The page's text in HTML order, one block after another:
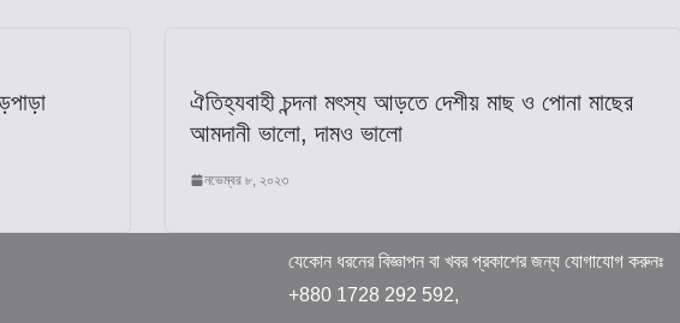
ঐতিহ্যবাহী চন্দনা মৎস্য আড়তে দেশীয় মাছ ও পোনা মাছের
আমদানী ভালো, দামও ভালো
নভেম্বর ৮, ২০২৩
যেকোন ধরনের বিজ্ঞাপন বা খবর প্রকাশের জন্য যোগাযোগ করুনঃ
+880 1728 292 592,